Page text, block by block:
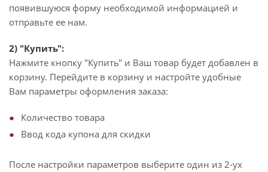
появившуюся форму необходимой информацией и
отправьте ее нам.
2) "Купить":
Нажмите кнопку "Купить" и Ваш товар будет добавлен в
корзину. Перейдите в корзину и настройте удобные
Вам параметры оформления заказа:
Количество товара
Ввод кода купона для скидки
После настройки параметров выберите один из 2-ух